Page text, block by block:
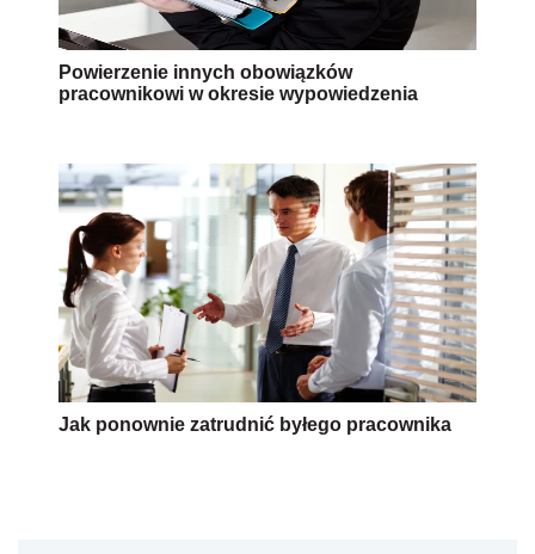
Powierzenie innych obowiązków
pracownikowi w okresie wypowiedzenia
Jak ponownie zatrudnić byłego pracownika